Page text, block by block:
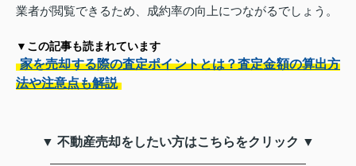
業者が閲覧できるため、成約率の向上につながるでしょう。
▼この記事も読まれています
家を売却する際の査定ポイントとは？査定金額の算出方
法や注意点も解説
▼ 不動産売却をしたい方はこちらをクリック ▼